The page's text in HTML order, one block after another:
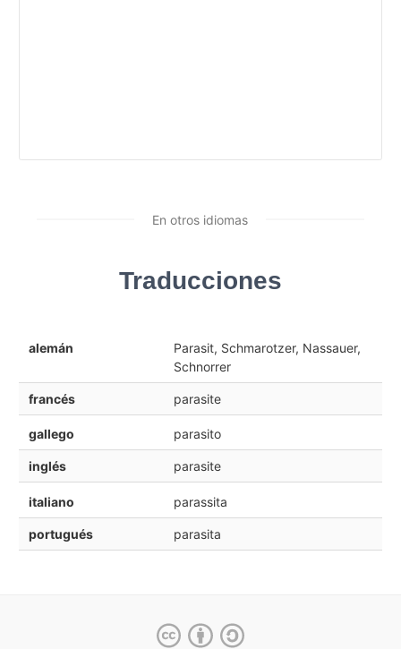
En otros idiomas
Traducciones
alemán
Parasit, Schmarotzer, Nassauer,
Schnorrer
francés parasite
gallego parasito
inglés parasite
italiano parassita
portugués parasita